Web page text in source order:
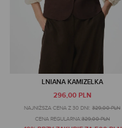
LNIANA KAMIZELKA
296,00 PLN
NAJNIŻSZA CENA Z 30 DNI: 329,00 PLN
CENA REGULARNA:329,00 PLN